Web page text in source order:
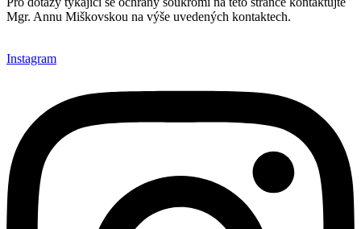
Mgr. Annu Miškovskou na výše uvedených kontaktech.
Instagram